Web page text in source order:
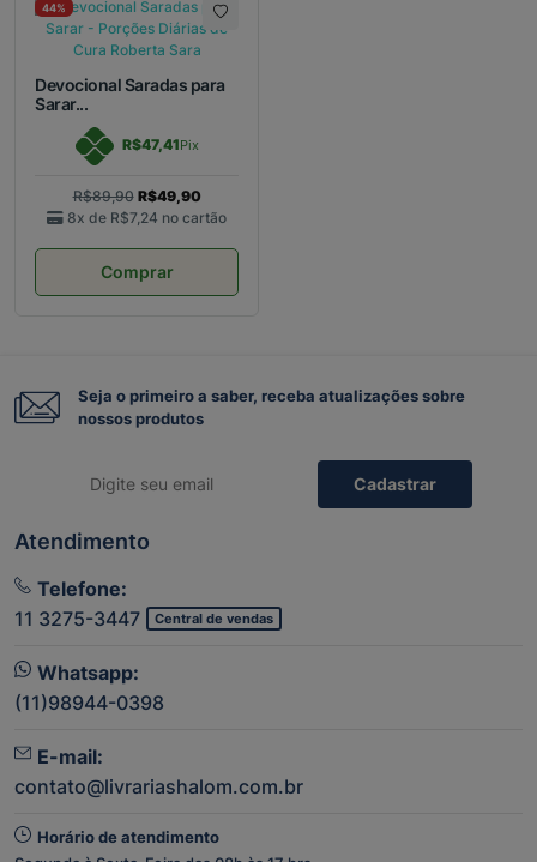
44%
Devocional Saradas para
Sarar...
R$47,41Pix
R$89,90 R$49,90
8x de R$7,24 no cartão
Comprar
Seja o primeiro a saber, receba atualizações sobre
nossos produtos
Cadastrar
Atendimento
Telefone:
11 3275-3447
Central de vendas
Whatsapp:
(11)98944-0398
E-mail:
contato@livrariashalom.com.br
Horário de atendimento